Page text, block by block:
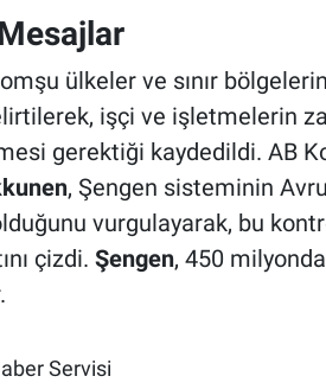
ülkeler ve sınır
işçi ve işletmelerin
gerektiği kaydedildi. AB
, Şengen sisteminin
vurgulayarak, bu
çizdi. Şengen, 450
Servisi